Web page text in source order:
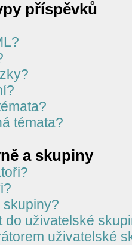
příspěvků
témata?
a skupiny
do uživatelské
uživatelské